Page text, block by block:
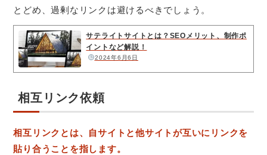
とどめ、過剰なリンクは避けるべきでしょう。
サテライトサイトとは？SEOメリット、制作ポ
イントなど解説！
2024年6月6日
相互リンク依頼
相互リンクとは、自サイトと他サイトが互いにリンクを
貼り合うことを指します。